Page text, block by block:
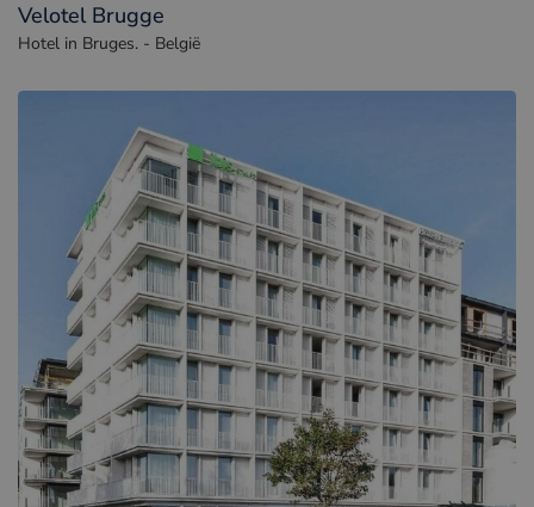
Velotel Brugge
Hotel in Bruges. - België